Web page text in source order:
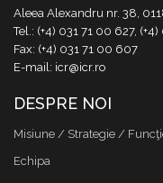
Aleea Alexandru nr. 38,
Tel.: (+4) 031 71 00 627,
Fax: (+4) 031 71 00 607
E-mail: icr@icr.ro
DESPRE NOI
Misiune / Strategie /
Echipa